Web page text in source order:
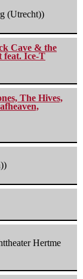
(Utrecht))
Cave & the
feat. Ice-T
The Hives,
Hertme